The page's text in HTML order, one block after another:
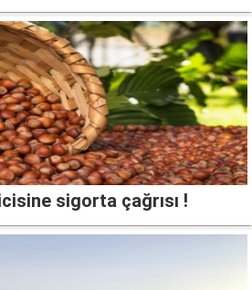
sigorta çağrısı !